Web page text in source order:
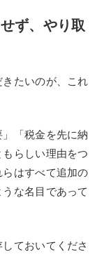
ず、やり取
たいのが、これ
「税金を先に納
らしい理由をつ
はすべて追加の
な名目であって
ておいてくださ